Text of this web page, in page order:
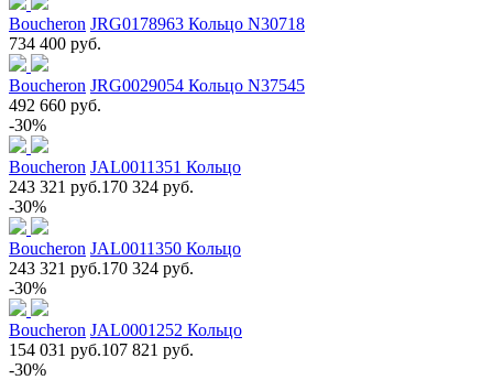
Boucheron JRG0178963 Кольцо N30718
734 400 руб.
Boucheron JRG0029054 Кольцо N37545
492 660 руб.
-30%
Boucheron JAL0011351 Кольцо
243 321 руб.170 324 руб.
-30%
Boucheron JAL0011350 Кольцо
243 321 руб.170 324 руб.
-30%
Boucheron JAL0001252 Кольцо
154 031 руб.107 821 руб.
-30%